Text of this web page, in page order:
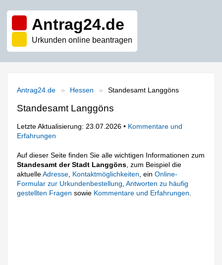
Antrag24.de
Urkunden online beantragen
Antrag24.de Hessen Standesamt Langgöns
Standesamt Langgöns
Letzte Aktualisierung: 23.07.2026 • Kommentare und
Erfahrungen
Auf dieser Seite finden Sie alle wichtigen Informationen zum
Standesamt der Stadt Langgöns , zum Beispiel die
aktuelleAdresse Kontaktmöglichkeiten , einOnline-
Formular zur Urkundenbestellung ,Antworten zu häufig
gestellten Fragen sowie Kommentare und Erfahrungen